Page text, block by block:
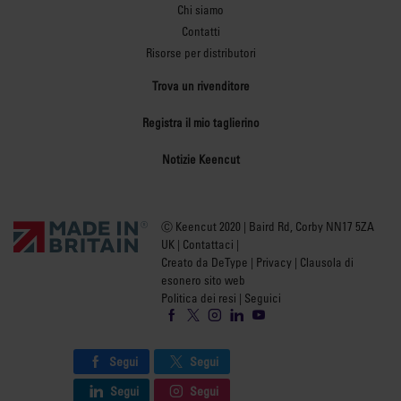
Chi siamo
Contatti
Risorse per distributori
Trova un rivenditore
Registra il mio taglierino
Notizie Keencut
Ⓒ Keencut 2020 | Baird Rd, Corby NN17 5ZA
UK | Contattaci |
Creato da DeType | Privacy | Clausola di
esonero sito web
Politica dei resi | Seguici
Segui
Segui
Segui
Segui